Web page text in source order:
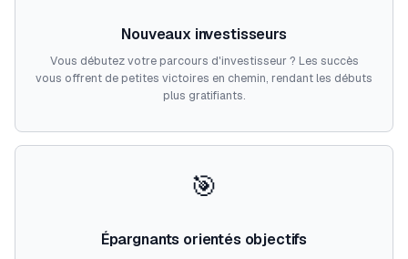
Nouveaux investisseurs
Vous débutez votre parcours d'investisseur ? Les succès
vous offrent de petites victoires en chemin, rendant les débuts
plus gratifiants.
🎯
Épargnants orientés objectifs